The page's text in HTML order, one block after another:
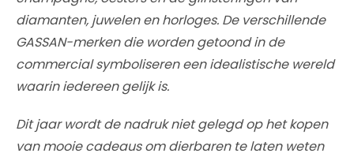
diamanten, juwelen en horloges. De verschillende
GASSAN-merken die worden getoond in de
commercial symboliseren een idealistische wereld
waarin iedereen gelijk is.
Dit jaar wordt de nadruk niet gelegd op het kopen
van mooie cadeaus om dierbaren te laten weten